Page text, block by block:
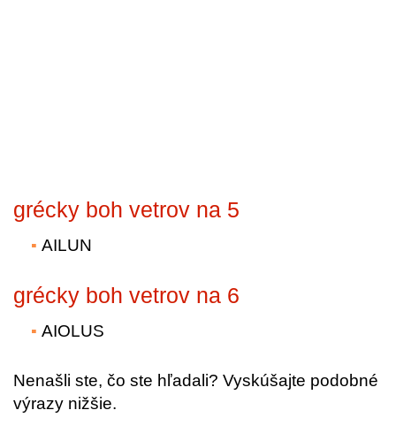
grécky boh vetrov na 5
AILUN
grécky boh vetrov na 6
AIOLUS
Nenašli ste, čo ste hľadali? Vyskúšajte podobné
výrazy nižšie.